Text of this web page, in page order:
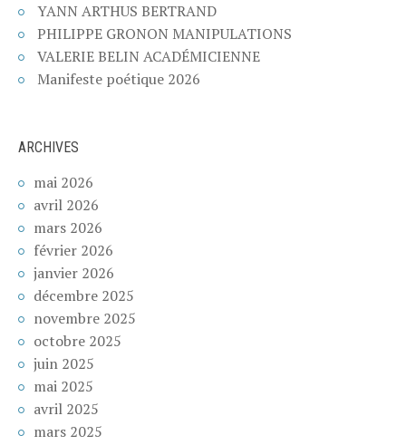
YANN ARTHUS BERTRAND
PHILIPPE GRONON MANIPULATIONS
VALERIE BELIN ACADÉMICIENNE
Manifeste poétique 2026
ARCHIVES
mai 2026
avril 2026
mars 2026
février 2026
janvier 2026
décembre 2025
novembre 2025
octobre 2025
juin 2025
mai 2025
avril 2025
mars 2025